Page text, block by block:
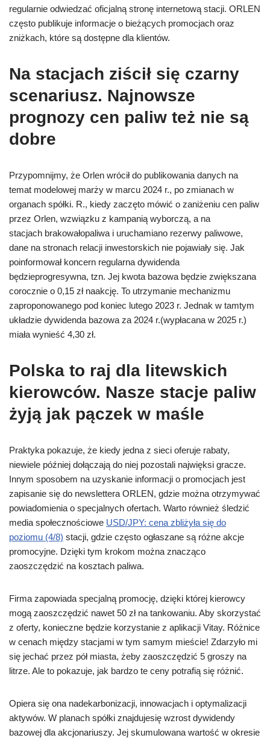
regularnie odwiedzać oficjalną stronę internetową stacji. ORLEN
często publikuje informacje o bieżących promocjach oraz
zniżkach, które są dostępne dla klientów.
Na stacjach ziścił się czarny
scenariusz. Najnowsze
prognozy cen paliw też nie są
dobre
Przypomnijmy, że Orlen wrócił do publikowania danych na
temat modelowej marży w marcu 2024 r., po zmianach w
organach spółki. R., kiedy zaczęto mówić o zaniżeniu cen paliw
przez Orlen, wzwiązku z kampanią wyborczą, a na
stacjach brakowałopaliwa i uruchamiano rezerwy paliwowe,
dane na stronach relacji inwestorskich nie pojawiały się. Jak
poinformował koncern regularna dywidenda
będzieprogresywna, tzn. Jej kwota bazowa będzie zwiększana
corocznie o 0,15 zł naakcję. To utrzymanie mechanizmu
zaproponowanego pod koniec lutego 2023 r. Jednak w tamtym
układzie dywidenda bazowa za 2024 r.(wypłacana w 2025 r.)
miała wynieść 4,30 zł.
Polska to raj dla litewskich
kierowców. Nasze stacje paliw
żyją jak pączek w maśle
Praktyka pokazuje, że kiedy jedna z sieci oferuje rabaty,
niewiele później dołączają do niej pozostali najwięksi gracze.
Innym sposobem na uzyskanie informacji o promocjach jest
zapisanie się do newslettera ORLEN, gdzie można otrzymywać
powiadomienia o specjalnych ofertach. Warto również śledzić
media społecznościowe USD/JPY: cena zbliżyła się do
poziomu (4/8) stacji, gdzie często ogłaszane są różne akcje
promocyjne. Dzięki tym krokom można znacząco
zaoszczędzić na kosztach paliwa.
Firma zapowiada specjalną promocję, dzięki której kierowcy
mogą zaoszczędzić nawet 50 zł na tankowaniu. Aby skorzystać
z oferty, konieczne będzie korzystanie z aplikacji Vitay. Różnice
w cenach między stacjami w tym samym mieście! Zdarzyło mi
się jechać przez pół miasta, żeby zaoszczędzić 5 groszy na
litrze. Ale to pokazuje, jak bardzo te ceny potrafią się różnić.
Opiera się ona nadekarbonizacji, innowacjach i optymalizacji
aktywów. W planach spółki znajdujesię wzrost dywidendy
bazowej dla akcjonariuszy. Jej skumulowana wartość w okresie